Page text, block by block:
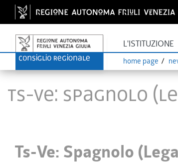
L'ISTITUZIONE
home page
Ts-Ve: Spagnolo
Ts-Ve: Spagnolo